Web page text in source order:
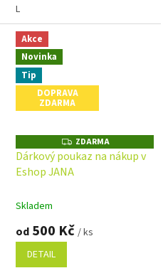
slevněno !
L
Akce
Novinka
Tip
DOPRAVA
ZDARMA
Z
D
A
R
ZDARMA
Dárkový poukaz na nákup v
Eshop JANA
Skladem
od 500 Kč / ks
DETAIL